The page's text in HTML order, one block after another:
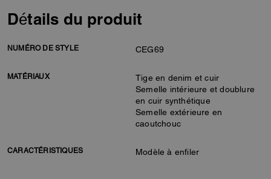
Détails du produit
NUMÉRO DE STYLE CEG69
MATÉRIAUX
Tige en denim et cuir
Semelle intérieure et doublure
en cuir synthétique
Semelle extérieure en
caoutchouc
CARACTÉRISTIQUES Modèle à enfiler